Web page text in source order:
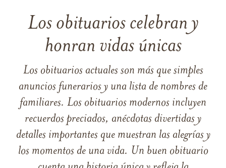
Los obituarios celebran y
honran vidas únicas
Los obituarios actuales son más que simples
anuncios funerarios y una lista de nombres de
familiares. Los obituarios modernos incluyen
recuerdos preciados, anécdotas divertidas y
detalles importantes que muestran las alegrías y
los momentos de una vida. Un buen obituario